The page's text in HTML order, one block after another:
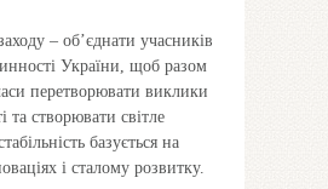
– об’єднати учасників
України, щоб разом
перетворювати виклики
та створювати світле
базується на
і сталому розвитку.